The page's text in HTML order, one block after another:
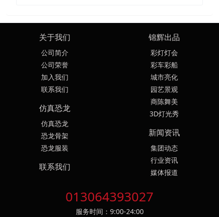
关于我们
公司简介
公司荣誉
加入我们
联系我们
锦辉出品
彩灯灯会
彩车彩船
城市亮化
园艺景观
商陈舞美
3D灯光秀
仿真恐龙
仿真恐龙
恐龙骨架
恐龙服装
新闻资讯
集团动态
行业资讯
媒体报道
联系我们
013064393027
服务时间：9:00-24:00